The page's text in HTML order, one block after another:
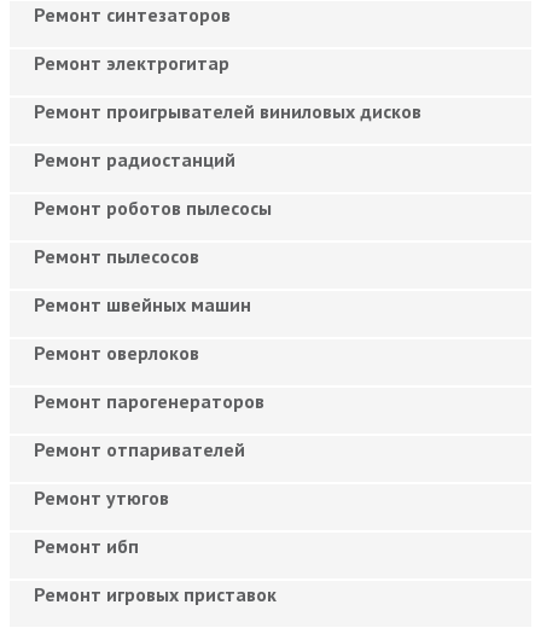
Ремонт синтезаторов
Ремонт электрогитар
Ремонт проигрывателей виниловых дисков
Ремонт радиостанций
Ремонт роботов пылесосы
Ремонт пылесосов
Ремонт швейных машин
Ремонт оверлоков
Ремонт парогенераторов
Ремонт отпаривателей
Ремонт утюгов
Ремонт ибп
Ремонт игровых приставок